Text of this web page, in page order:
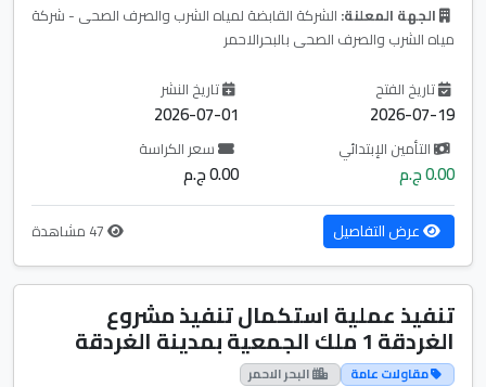
الجهة المعلنة: الشركة القابضة لمياه الشرب والصرف الصحى - شركة
مياه الشرب والصرف الصحى بالبحرالاحمر
تاريخ الفتح
2026-07-19
تاريخ النشر
2026-07-01
التأمين الإبتدائي
0.00 ج.م
سعر الكراسة
0.00 ج.م
عرض التفاصيل
تنفيذ عملية استكمال تنفيذ مشروع
الغردقة 1 ملك الجمعية بمدينة الغردقة
مقاولات عامة البحر الاحمر